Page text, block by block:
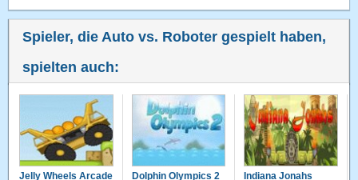
Spieler, die Auto vs. Roboter gespielt haben,
spielten auch:
Jelly Wheels Arcade Dolphin Olympics 2 Indiana Jonahs